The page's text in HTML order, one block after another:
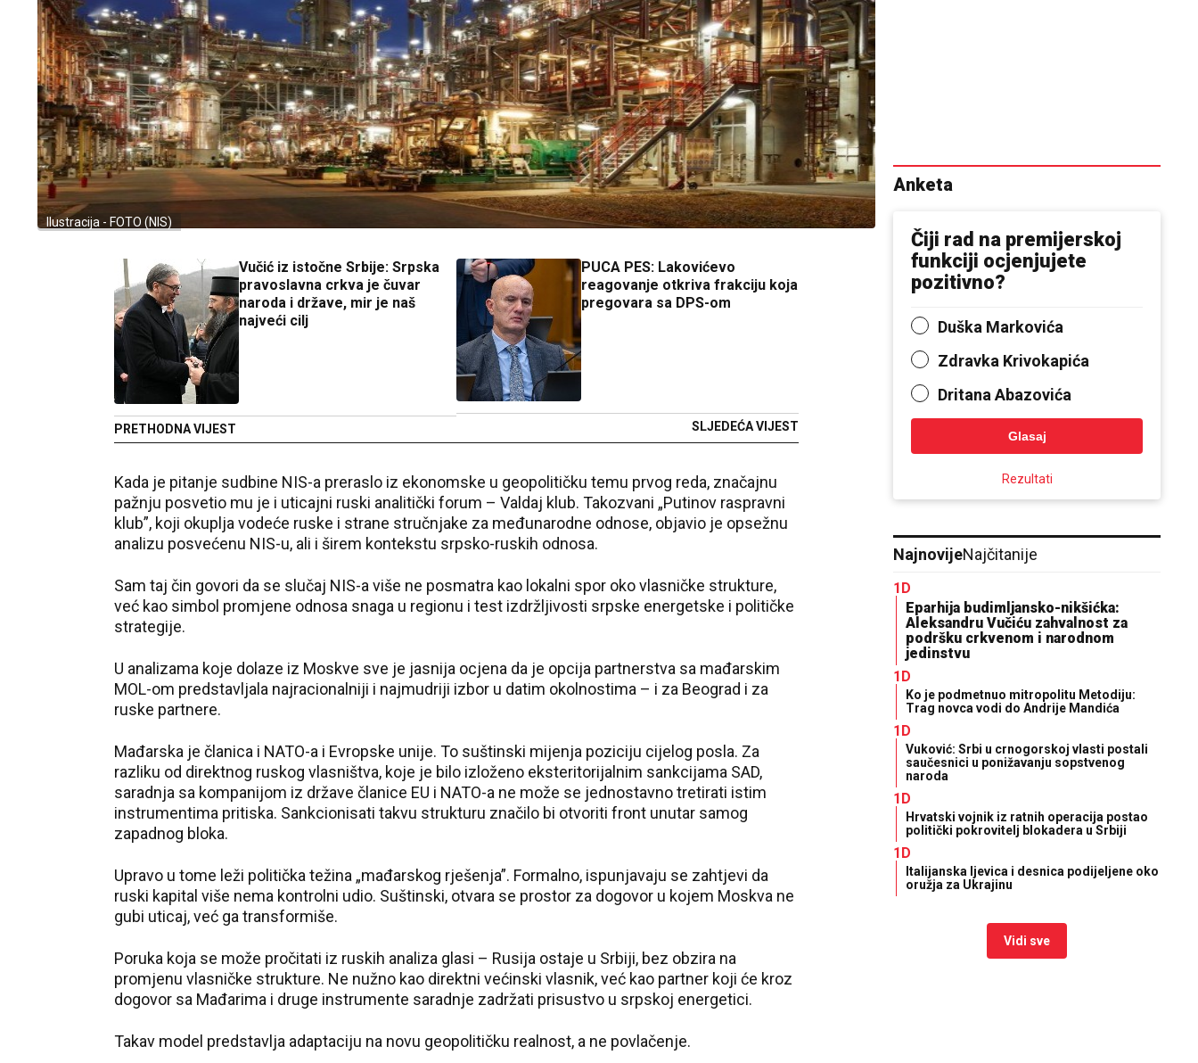
Ilustracija - FOTO (NIS)
Vučić iz istočne Srbije: Srpska
pravoslavna crkva je čuvar
naroda i države, mir je naš
najveći cilj
PRETHODNA VIJEST
PUCA PES: Lakovićevo
reagovanje otkriva frakciju koja
pregovara sa DPS-om
SLJEDEĆA VIJEST
Kada je pitanje sudbine NIS-a preraslo iz ekonomske u geopolitičku temu prvog reda, značajnu
pažnju posvetio mu je i uticajni ruski analitički forum – Valdaj klub. Takozvani „Putinov raspravni
klub”, koji okuplja vodeće ruske i strane stručnjake za međunarodne odnose, objavio je opsežnu
analizu posvećenu NIS-u, ali i širem kontekstu srpsko-ruskih odnosa.
Sam taj čin govori da se slučaj NIS-a više ne posmatra kao lokalni spor oko vlasničke strukture,
već kao simbol promjene odnosa snaga u regionu i test izdržljivosti srpske energetske i političke
strategije.
U analizama koje dolaze iz Moskve sve je jasnija ocjena da je opcija partnerstva sa mađarskim
MOL-om predstavljala najracionalniji i najmudriji izbor u datim okolnostima – i za Beograd i za
ruske partnere.
Mađarska je članica i NATO-a i Evropske unije. To suštinski mijenja poziciju cijelog posla. Za
razliku od direktnog ruskog vlasništva, koje je bilo izloženo eksteritorijalnim sankcijama SAD,
saradnja sa kompanijom iz države članice EU i NATO-a ne može se jednostavno tretirati istim
instrumentima pritiska. Sankcionisati takvu strukturu značilo bi otvoriti front unutar samog
zapadnog bloka.
Upravo u tome leži politička težina „mađarskog rješenja”. Formalno, ispunjavaju se zahtjevi da
ruski kapital više nema kontrolni udio. Suštinski, otvara se prostor za dogovor u kojem Moskva ne
gubi uticaj, već ga transformiše.
Poruka koja se može pročitati iz ruskih analiza glasi – Rusija ostaje u Srbiji, bez obzira na
promjenu vlasničke strukture. Ne nužno kao direktni većinski vlasnik, već kao partner koji će kroz
dogovor sa Mađarima i druge instrumente saradnje zadržati prisustvo u srpskoj energetici.
Takav model predstavlja adaptaciju na novu geopolitičku realnost, a ne povlačenje.
Anketa
Čiji rad na premijerskoj
funkciji ocjenjujete
pozitivno?
Duška Markovića
Zdravka Krivokapića
Dritana Abazovića
Glasaj
Rezultati
NajnovijeNajčitanije
1D
Eparhija budimljansko-nikšićka:
Aleksandru Vučiću zahvalnost za
podršku crkvenom i narodnom
jedinstvu
1D
Ko je podmetnuo mitropolitu Metodiju:
Trag novca vodi do Andrije Mandića
1D
Vuković: Srbi u crnogorskoj vlasti postali
saučesnici u ponižavanju sopstvenog
naroda
1D
Hrvatski vojnik iz ratnih operacija postao
politički pokrovitelj blokadera u Srbiji
1D
Italijanska ljevica i desnica podijeljene oko
oružja za Ukrajinu
Vidi sve